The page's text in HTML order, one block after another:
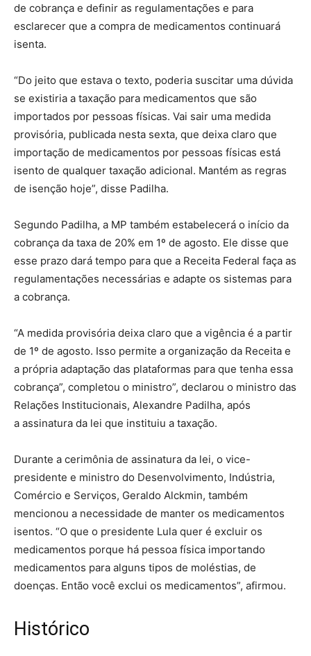
de cobrança e definir as regulamentações e para
esclarecer que a compra de medicamentos continuará
isenta.
“Do jeito que estava o texto, poderia suscitar uma dúvida
se existiria a taxação para medicamentos que são
importados por pessoas físicas. Vai sair uma medida
provisória, publicada nesta sexta, que deixa claro que
importação de medicamentos por pessoas físicas está
isento de qualquer taxação adicional. Mantém as regras
de isenção hoje”, disse Padilha.
Segundo Padilha, a MP também estabelecerá o início da
cobrança da taxa de 20% em 1º de agosto. Ele disse que
esse prazo dará tempo para que a Receita Federal faça as
regulamentações necessárias e adapte os sistemas para
a cobrança.
“A medida provisória deixa claro que a vigência é a partir
de 1º de agosto. Isso permite a organização da Receita e
a própria adaptação das plataformas para que tenha essa
cobrança”, completou o ministro”, declarou o ministro das
Relações Institucionais, Alexandre Padilha, após
a assinatura da lei que instituiu a taxação.
Durante a cerimônia de assinatura da lei, o vice-
presidente e ministro do Desenvolvimento, Indústria,
Comércio e Serviços, Geraldo Alckmin, também
mencionou a necessidade de manter os medicamentos
isentos. “O que o presidente Lula quer é excluir os
medicamentos porque há pessoa física importando
medicamentos para alguns tipos de moléstias, de
doenças. Então você exclui os medicamentos”, afirmou.
Histórico